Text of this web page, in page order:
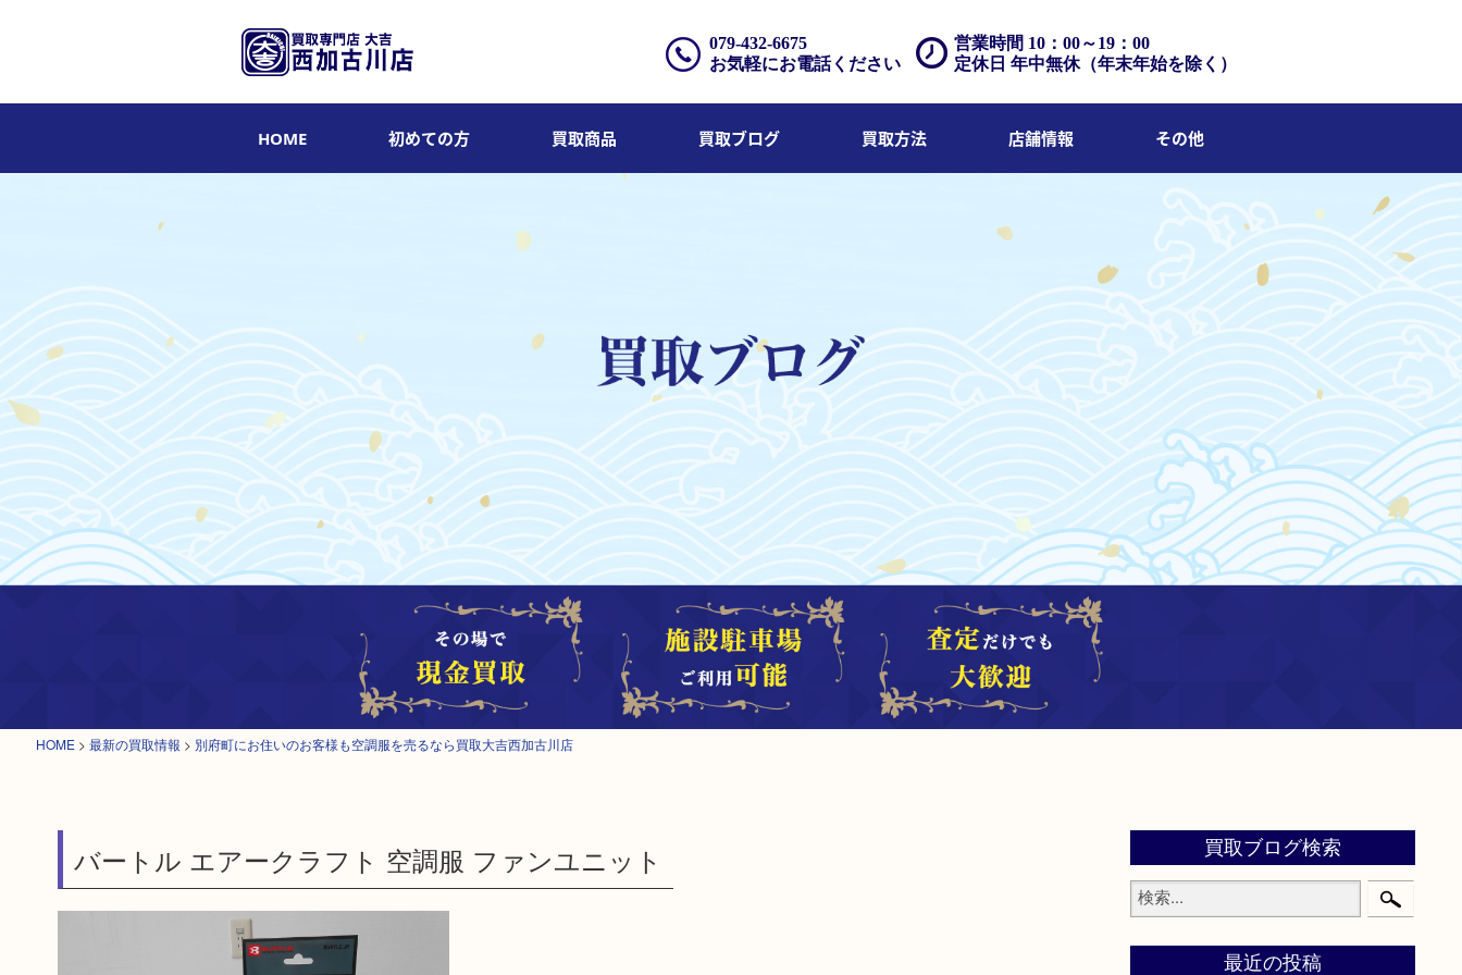
営業時間 10：00～19：00
定休日 年中無休（年末年始を除く）
079-432-6675
お気軽にお電話ください
HOME 初めての方 買取商品 買取ブログ 買取方法 店舗情報 その他
HOME > 最新の買取情報 > 別府町にお住いのお客様も空調服を売るなら買取大吉西加古川店
バートル エアークラフト 空調服 ファンユニット 買取ブログ検索
最近の投稿